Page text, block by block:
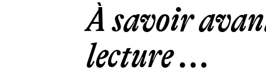
À savoir
lecture ...